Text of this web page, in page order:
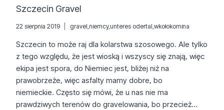
Szczecin Gravel
22 sierpnia 2019 gravel,niemcy,unteres odertal,wkołokomina
Szczecin to może raj dla kolarstwa szosowego. Ale tylko
z tego względu, że jest wioską i wszyscy się znają, więc
ekipa jest spora, do Niemiec jest, bliżej niż na
prawobrzeże, więc asfalty mamy dobre, bo
niemieckie. Często się mówi, że u nas nie ma
prawdziwych terenów do gravelowania, bo przecież…